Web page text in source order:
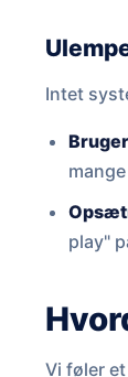
Intet
play"
Vi føler